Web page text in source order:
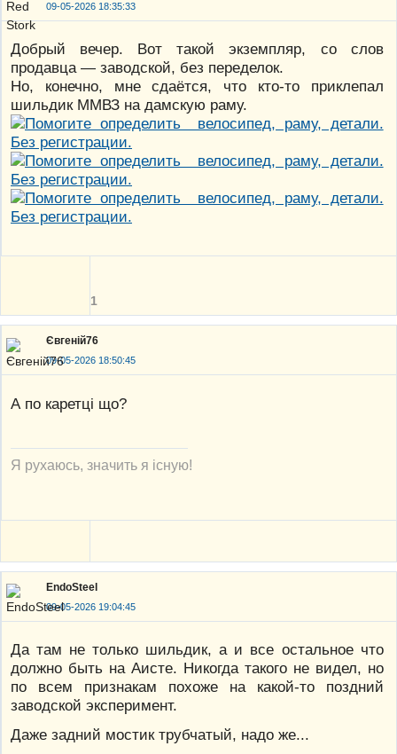
09-05-2026 18:35:33
Добрый вечер. Вот такой экземпляр, со слов
продавца — заводской, без переделок.
Но, конечно, мне сдаётся, что кто-то приклепал
шильдик ММВЗ на дамскую раму.
1
Євгеній76
09-05-2026 18:50:45
А по каретці що?
Я рухаюсь, значить я існую!
EndoSteel
09-05-2026 19:04:45
Да там не только шильдик, а и все остальное что
должно быть на Аисте. Никогда такого не видел, но
по всем признакам похоже на какой-то поздний
заводской эксперимент.
Даже задний мостик трубчатый, надо же...